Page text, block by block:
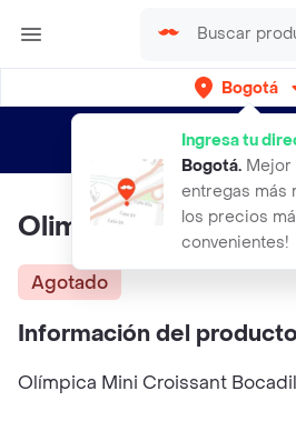
Bogotá
Ingresa tu
Bogotá. Mejor
entregas más
los precios
convenientes!
envíos gratis por
Olimpica Mini
Agotado
Información del producto
Olímpica Mini Croissant